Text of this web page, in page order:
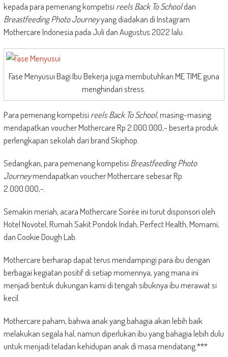
kepada para pemenang kompetisireels Back To Schooldan
Breastfeeding Photo Journeyyang diadakan di Instagram
Mothercare Indonesia pada Juli dan Augustus 2022 lalu.
Fase Menyusui Bagi Ibu Bekerja juga membutuhkan ME TIME guna
menghindari stress.
Para pemenang kompetisireels Back To School, masing-masing
mendapatkan voucher Mothercare Rp 2.000.000,- beserta produk
perlengkapan sekolah dari brand Skiphop.
Sedangkan, para pemenang kompetisiBreastfeeding Photo
Journeymendapatkan voucher Mothercare sebesar Rp
2.000.000,-.
Semakin meriah, acara Mothercare Soirée ini turut disponsori oleh
Hotel Novotel, Rumah Sakit Pondok Indah, Perfect Health, Momami,
dan Cookie Dough Lab.
Mothercare berharap dapat terus mendampingi para ibu dengan
berbagai kegiatan positif di setiap momennya, yang mana ini
menjadi bentuk dukungan kami di tengah sibuknya ibu merawat si
kecil.
Mothercare paham, bahwa anak yang bahagia akan lebih baik
melakukan segala hal, namun diperlukan ibu yang bahagia lebih dulu
untuk menjadi teladan kehidupan anak di masa mendatang.***